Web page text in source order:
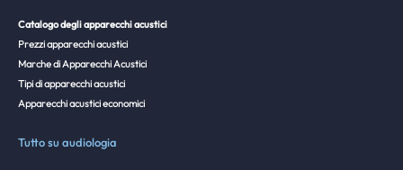
Catalogo degli apparecchi acustici
Prezzi apparecchi acustici
Marche di Apparecchi Acustici
Tipi di apparecchi acustici
Apparecchi acustici economici
Tutto su audiologia